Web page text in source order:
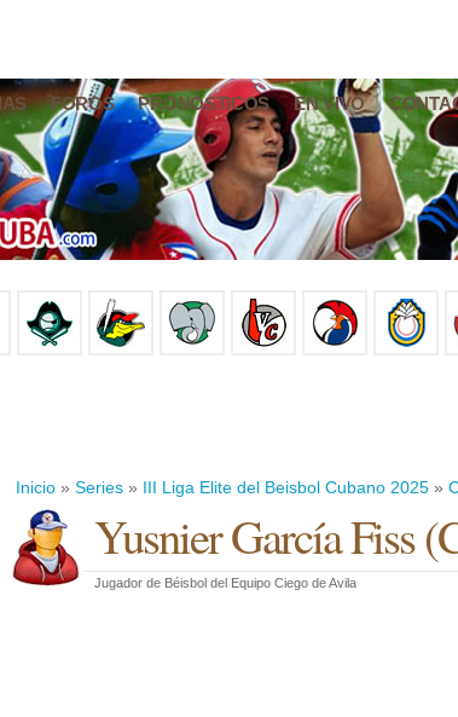
FOROS PRONÓSTICOS EN VIVO
Inicio » Series » III Liga Elite del Beisbol Cubano 2025 »
Yusnier García Fiss(
Jugador de Béisbol del Equipo Ciego de Avila